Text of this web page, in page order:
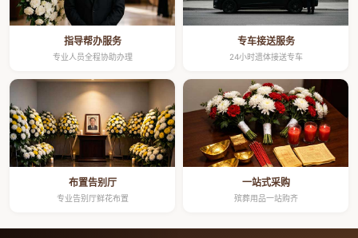
指导帮办服务
专业人员全程协助办理
专车接送服务
24小时遗体接送专车
布置告别厅
专业告别厅鲜花布置
一站式采购
殡葬用品一站购齐